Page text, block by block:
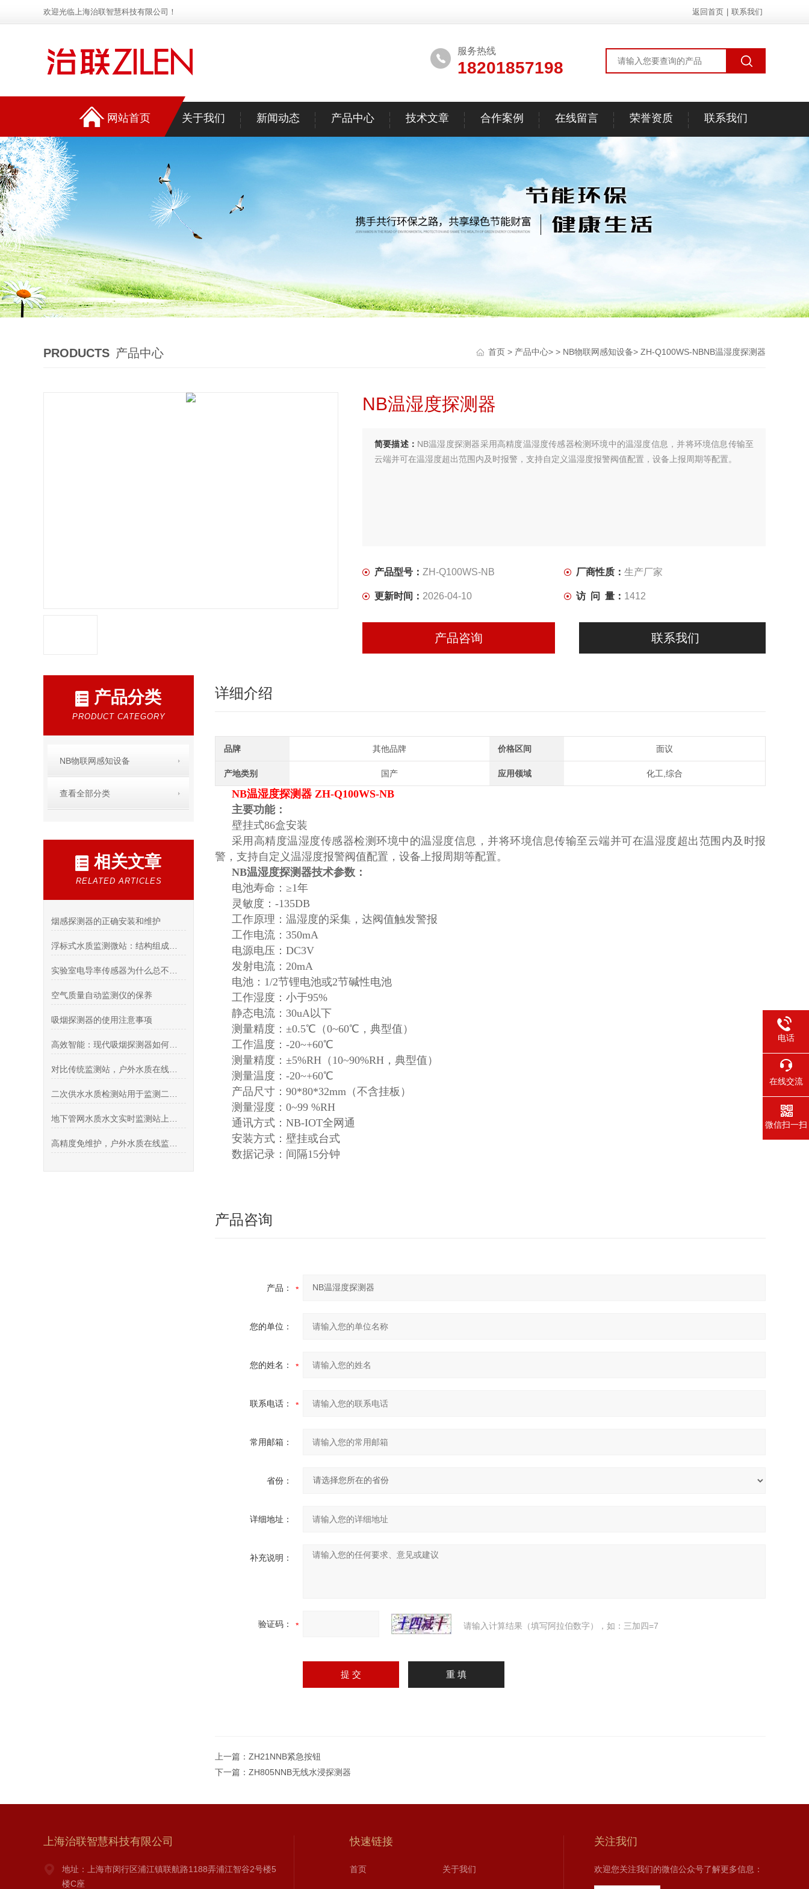
欢迎光临上海治联智慧科技有限公司！ 返回首页 联系我们
服务热线
18201857198
网站首页 关于我们 新闻动态 产品中心 技术文章 合作案例 在线留言 荣誉资质 联系我们
PRODUCTS 产品中心 首页 > 产品中心> > NB物联网感知设备> ZH-Q100WS-NBNB温湿度探测器
NB温湿度探测器
简要描述： NB温湿度探测器采用高精度温湿度传感器检测环境中的温湿度信息，并将环境信息传输至
云端并可在温湿度超出范围内及时报警，支持自定义温湿度报警阀值配置，设备上报周期等配置。
产品型号： ZH-Q100WS-NB 厂商性质： 生产厂家
更新时间： 2026-04-10 访 问 量： 1412
产品咨询 联系我们
产品分类
PRODUCT CATEGORY
NB物联网感知设备
查看全部分类
相关文章
RELATED ARTICLES
烟感探测器的正确安装和维护
空气质量自动监测仪的保养
吸烟探测器的使用注意事项
详细介绍
品牌 其他品牌 价格区间 面议
产地类别 国产 应用领域 化工,综合
NB温湿度探测器 ZH-Q100WS-NB
主要功能：
壁挂式86盒安装
采用高精度温湿度传感器检测环境中的温湿度信息，并将环境信息传输至云端并可在温湿度超出范围内及时报
警，支持自定义温湿度报警阀值配置，设备上报周期等配置。
NB温湿度探测器技术参数 ：
电池寿命：≥1年
灵敏度：-135DB
工作原理：温湿度的采集，达阀值触发警报
工作电流：350mA
电源电压：DC3V
发射电流：20mA
电池：1/2节锂电池或2节碱性电池
工作湿度：小于95%
静态电流：30uA以下
测量精度：±0.5℃（0~60℃，典型值）
工作温度：-20~+60℃
测量精度：±5%RH（10~90%RH，典型值）
测量温度：-20~+60℃
产品尺寸：90*80*32mm（不含挂板）
测量湿度：0~99 %RH
通讯方式：NB-IOT全网通
安装方式：壁挂或台式
数据记录：间隔15分钟
产品咨询
产品：
您的单位：
您的姓名：
联系电话：
常用邮箱：
省份：
详细地址：
补充说明：
验证码： 请输入计算结果（填写阿拉伯数字），如：三加四=7
上一篇： ZH21NNB紧急按钮
下一篇： ZH805NNB无线水浸探测器
上海治联智慧科技有限公司
地址：上海市闵行区浦江镇联航路1188弄浦江智谷2号楼5
楼C座
快速链接
首页 关于我们
关注我们
欢迎您关注我们的微信公众号了解更多信息：
电话
在线交流
微信扫一扫